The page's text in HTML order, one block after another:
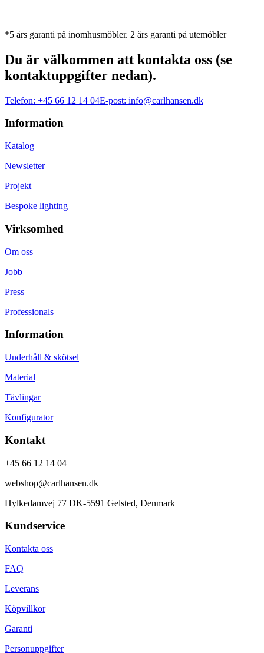
*5 års garanti på inomhusmöbler. 2 års garanti på utemöbler
Du är välkommen att kontakta oss (se
kontaktuppgifter nedan).
Telefon: +45 66 12 14 04E-post: info@carlhansen.dk
Information
Katalog
Newsletter
Projekt
Bespoke lighting
Virksomhed
Om oss
Jobb
Press
Professionals
Information
Underhåll & skötsel
Material
Tävlingar
Konfigurator
Kontakt
+45 66 12 14 04
webshop@carlhansen.dk
Hylkedamvej 77 DK-5591 Gelsted, Denmark
Kundservice
Kontakta oss
FAQ
Leverans
Köpvillkor
Garanti
Personuppgifter